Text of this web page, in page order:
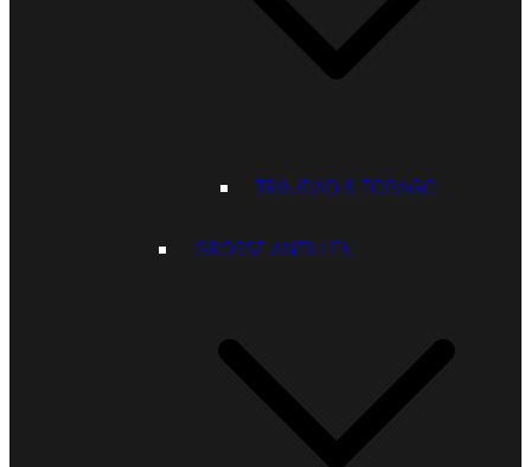
TRINIDAD & TOBAGO
GROSSE ANTILLEN